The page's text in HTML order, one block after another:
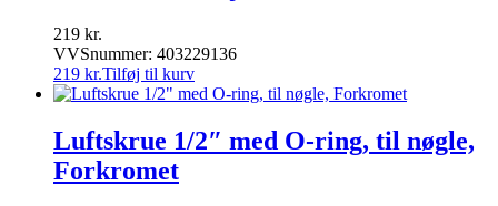
219 kr.
VVSnummer: 403229136
219 kr.Tilføj til kurv
Luftskrue 1/2″ med O-ring, til nøgle,
Forkromet